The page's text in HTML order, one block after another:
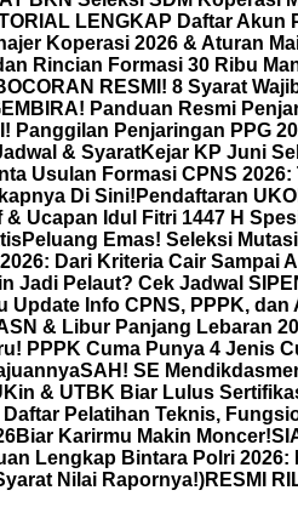
LENGKAP Daftar Akun
Koperasi 2026 & Aturan
Rincian Formasi 30 Ribu
RESMI! 8 Syarat
Panduan Resmi
Panggilan Penjaringan PPG
& SyaratKejar KP Juni
Usulan Formasi CPNS
Di Sini! Pendaftaran
Ucapan Idul Fitri 1447 H
Peluang Emas! Seleksi
Dari Kriteria Cair Sampai
Jadi Pelaut? Cek Jadwal
Info CPNS, PPPK, dan
& Libur Panjang Lebaran
PPPK Cuma Punya 4 Jenis
SAH! SE
& UTBK Biar Lulus
Daftar Pelatihan Teknis,
Karirmu Makin Moncer!
Lengkap Bintara Polri
Nilai Rapornya!)RESMI